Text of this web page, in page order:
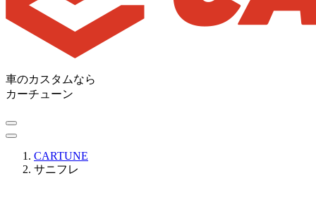
車のカスタムなら
カーチューン
CARTUNE
サニフレ